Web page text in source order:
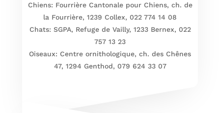
Chiens: Fourrière Cantonale pour Chiens, ch. de
la Fourrière, 1239 Collex, 022 774 14 08
Chats: SGPA, Refuge de Vailly, 1233 Bernex, 022
757 13 23
Oiseaux: Centre ornithologique, ch. des Chênes
47, 1294 Genthod, 079 624 33 07